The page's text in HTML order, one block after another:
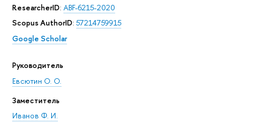
ResearcherID: ABF-6215-2020
Scopus AuthorID: 57214759915
Google Scholar
Руководитель
Евсютин О. О.
Заместитель
Иванов Ф. И.